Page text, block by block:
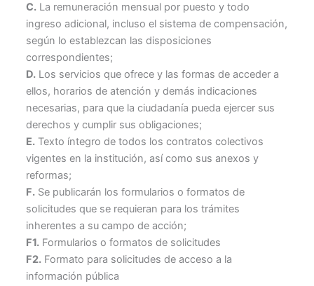
C. La remuneración mensual por puesto y todo
ingreso adicional, incluso el sistema de compensación,
según lo establezcan las disposiciones
correspondientes;
D. Los servicios que ofrece y las formas de acceder a
ellos, horarios de atención y demás indicaciones
necesarias, para que la ciudadanía pueda ejercer sus
derechos y cumplir sus obligaciones;
E. Texto íntegro de todos los contratos colectivos
vigentes en la institución, así como sus anexos y
reformas;
F. Se publicarán los formularios o formatos de
solicitudes que se requieran para los trámites
inherentes a su campo de acción;
F1. Formularios o formatos de solicitudes
F2. Formato para solicitudes de acceso a la
información pública